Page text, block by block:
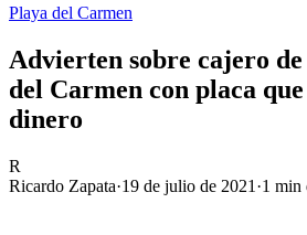
Playa del Carmen
Advierten sobre cajero
del Carmen con placa
dinero
R
Ricardo Zapata·19 de julio de 2021 ·1 min